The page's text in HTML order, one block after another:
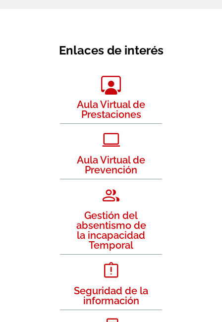
Enlaces de interés
Aula Virtual de
Prestaciones
Aula Virtual de
Prevención
Gestión del
absentismo de
la incapacidad
Temporal
Seguridad de la
información